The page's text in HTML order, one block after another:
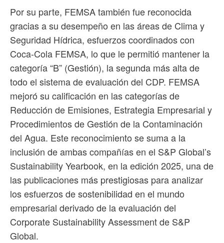
Por su parte, FEMSA también fue reconocida
gracias a su desempeño en las áreas de Clima y
Seguridad Hídrica, esfuerzos coordinados con
Coca-Cola FEMSA, lo que le permitió mantener la
categoría “B” (Gestión), la segunda más alta de
todo el sistema de evaluación del CDP. FEMSA
mejoró su calificación en las categorías de
Reducción de Emisiones, Estrategia Empresarial y
Procedimientos de Gestión de la Contaminación
del Agua. Este reconocimiento se suma a la
inclusión de ambas compañías en el S&P Global’s
Sustainability Yearbook, en la edición 2025, una de
las publicaciones más prestigiosas para analizar
los esfuerzos de sostenibilidad en el mundo
empresarial derivado de la evaluación del
Corporate Sustainability Assessment de S&P
Global.